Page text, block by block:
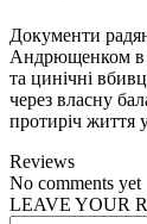
Документи
Андрющенком в
та цинічні
через власну
протиріч життя
Reviews
No comments yet
LEAVE YOUR